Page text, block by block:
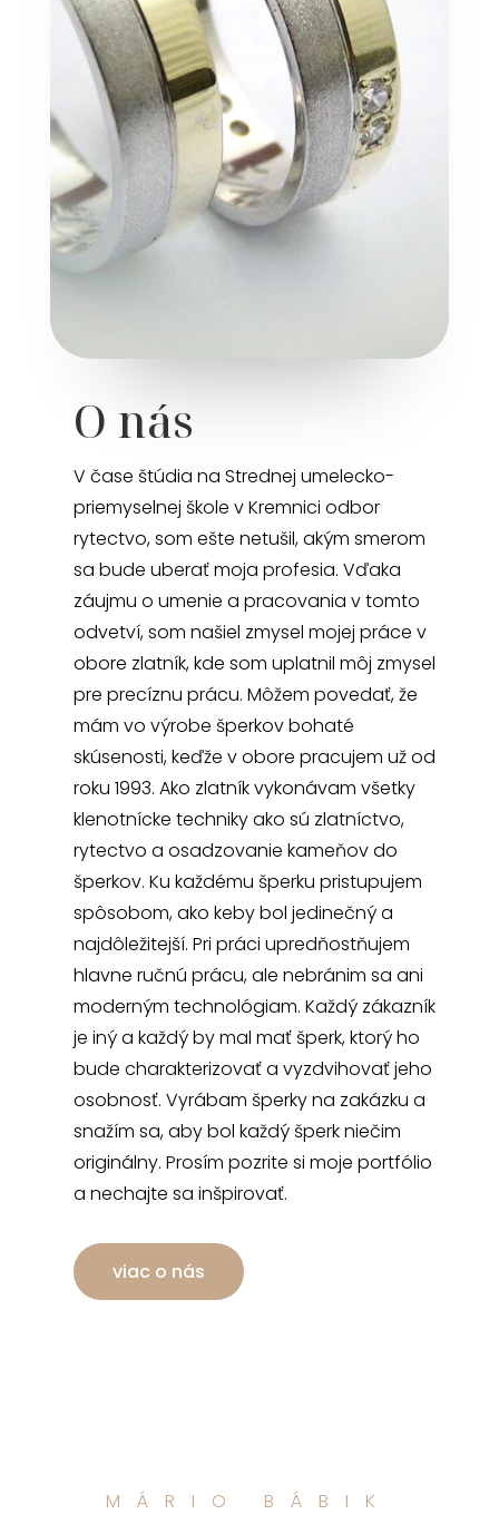
O nás
V čase štúdia na Strednej umelecko-
priemyselnej škole v Kremnici odbor
rytectvo, som ešte netušil, akým smerom
sa bude uberať moja profesia. Vďaka
záujmu o umenie a pracovania v tomto
odvetví, som našiel zmysel mojej práce v
obore zlatník, kde som uplatnil môj zmysel
pre precíznu prácu. Môžem povedať, že
mám vo výrobe šperkov bohaté
skúsenosti, keďže v obore pracujem už od
roku 1993. Ako zlatník vykonávam všetky
klenotnícke techniky ako sú zlatníctvo,
rytectvo a osadzovanie kameňov do
šperkov. Ku každému šperku pristupujem
spôsobom, ako keby bol jedinečný a
najdôležitejší. Pri práci upredňostňujem
hlavne ručnú prácu, ale nebránim sa ani
moderným technológiam. Každý zákazník
je iný a každý by mal mať šperk, ktorý ho
bude charakterizovať a vyzdvihovať jeho
osobnosť. Vyrábam šperky na zakázku a
snažím sa, aby bol každý šperk niečim
originálny. Prosím pozrite si moje portfólio
a nechajte sa inšpirovať.
viac o nás
MÁRIO BÁBIK